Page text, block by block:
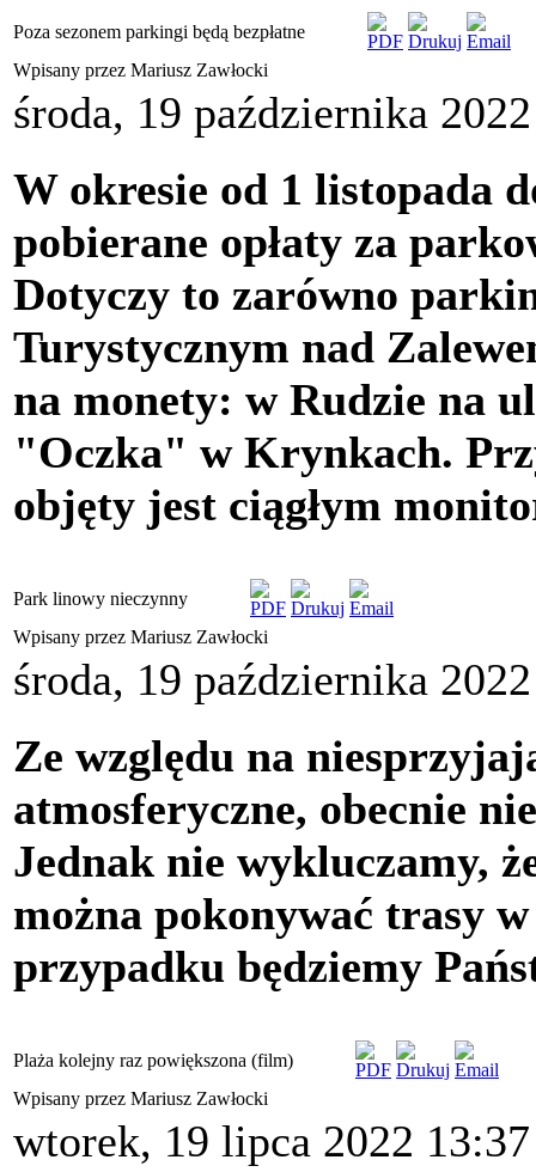
Poza sezonem parkingi będą bezpłatne
Wpisany przez Mariusz Zawłocki
środa, 19 października
W okresie od 1 listopada
pobierane opłaty za
Dotyczy to zarówno
Turystycznym nad
na monety: w Rudzie na
"Oczka" w Krynkach.
objęty jest ciągłym
Park linowy nieczynny
Wpisany przez Mariusz Zawłocki
środa, 19 października
Ze względu na
atmosferyczne, obecnie
Jednak nie wykluczamy,
można pokonywać trasy
przypadku będziemy
Plaża kolejny raz powiększona (film)
Wpisany przez Mariusz Zawłocki
wtorek, 19 lipca 2022 13:37